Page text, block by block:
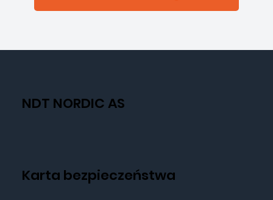
NDT NORDIC AS
Karta bezpieczeństwa